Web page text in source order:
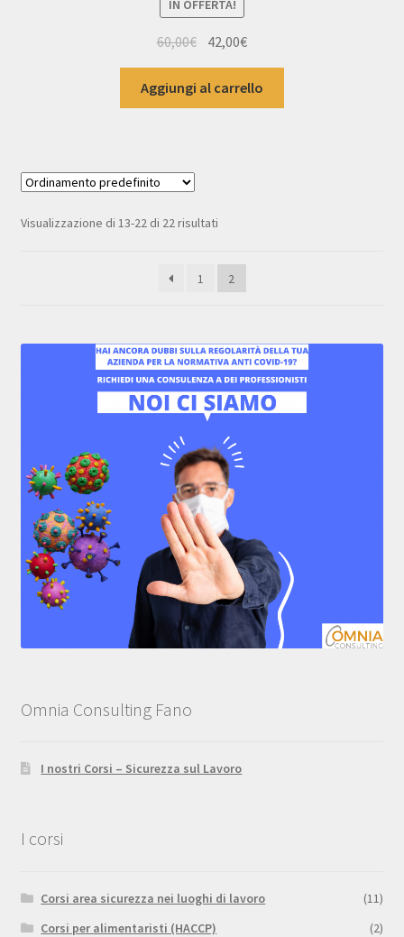
IN OFFERTA!
60,00€
prezzo
originale
era:
42,00€Il
prezzo
attuale
è:
Aggiungi al carrello
Visualizzazione di 13-22 di 22 risultati
1 2
Omnia Consulting Fano
I nostri Corsi – Sicurezza sul Lavoro
I corsi
Corsi area sicurezza nei luoghi di lavoro
(11)
Corsi per alimentaristi (HACCP)
(2)